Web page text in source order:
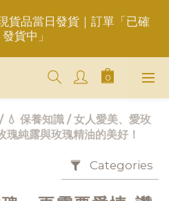
於訂單備註，以免錯失服務
貨品當日發貨｜訂單「已確
貨中」
歡迎LINE：＠aimershine
已停用，請LINE,
愛美香)
於訂單備註，以免錯失服務
/ 💧 保養知識 /女人愛美、愛玫
純露與玫瑰精油的美好！
Categories